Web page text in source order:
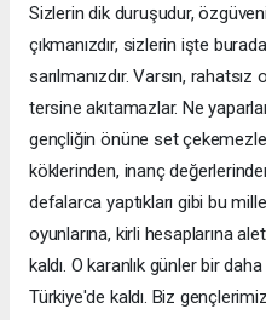
Sizlerin dik duruşudur,
çıkmanızdır, sizlerin işte
sarılmanızdır. Varsın,
tersine akıtamazlar. Ne
gençliğin önüne set
köklerinden, inanç
defalarca yaptıkları gibi bu
oyunlarına, kirli hesaplarına
kaldı. O karanlık günler bir
Türkiye'de kaldı. Biz